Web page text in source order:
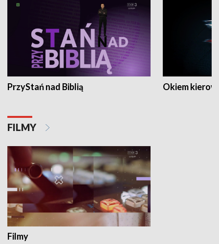
PrzyStań nad Biblią Okiem
FILMY
Filmy